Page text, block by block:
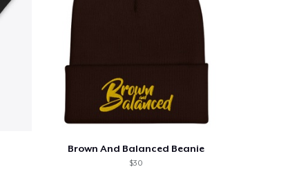
Brown And Balanced Beanie
$30